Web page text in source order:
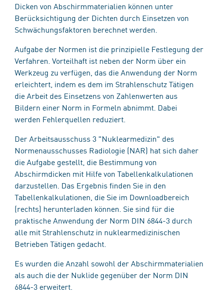
Dicken von Abschirmmaterialien können unter
Berücksichtigung der Dichten durch Einsetzen von
Schwächungsfaktoren berechnet werden.
Aufgabe der Normen ist die prinzipielle Festlegung der
Verfahren. Vorteilhaft ist neben der Norm über ein
Werkzeug zu verfügen, das die Anwendung der Norm
erleichtert, indem es dem im Strahlenschutz Tätigen
die Arbeit des Einsetzens von Zahlenwerten aus
Bildern einer Norm in Formeln abnimmt. Dabei
werden Fehlerquellen reduziert.
Der Arbeitsausschuss 3 "Nuklearmedizin" des
Normenausschusses Radiologie (NAR) hat sich daher
die Aufgabe gestellt, die Bestimmung von
Abschirmdicken mit Hilfe von Tabellenkalkulationen
darzustellen. Das Ergebnis finden Sie in den
Tabellenkalkulationen, die Sie im Downloadbereich
(rechts) herunterladen können. Sie sind für die
praktische Anwendung der Norm DIN 6844-3 durch
alle mit Strahlenschutz in nuklearmedizinischen
Betrieben Tätigen gedacht.
Es wurden die Anzahl sowohl der Abschirmmaterialien
als auch die der Nuklide gegenüber der Norm DIN
6844-3 erweitert.